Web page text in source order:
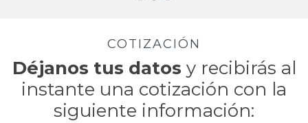
COTIZACIÓN
Déjanos tus datos y recibirás al
instante una cotización con la
siguiente información: